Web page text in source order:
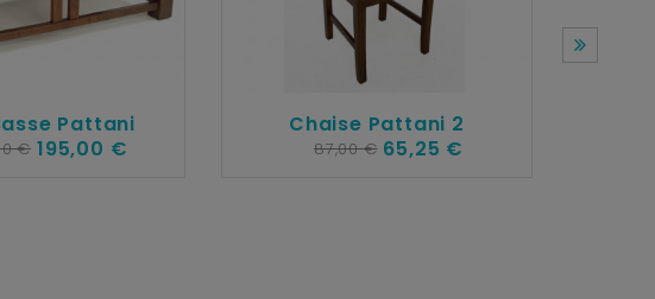
Pattani
€ 195,00 €
Chaise Pattani 2
87,00 € 65,25 €